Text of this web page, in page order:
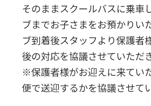
そのままスクールバスに乗車
ブまでお子さまをお預かりい
ブ到着後スタッフより保護者
後の対応を協議させていただ
※保護者様がお迎えに来てい
便で送迎するかを協議させて
may
differ
from
the
original
content.